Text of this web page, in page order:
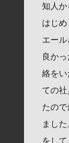
知人
はじ
エー
良か
絡を
ての
たの
まし
をし